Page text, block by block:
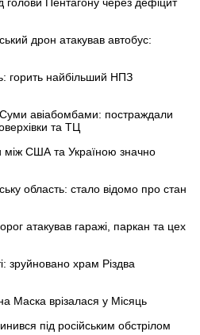
голови Пентагону через дефіцит
дрон атакував автобус:
горить найбільший НПЗ
Суми авіабомбами: постраждали
та ТЦ
між США та Україною значно
область: стало відомо про стан
атакував гаражі, паркан та цех
зруйновано храм Різдва
Маска врізалася у Місяць
під російським обстрілом